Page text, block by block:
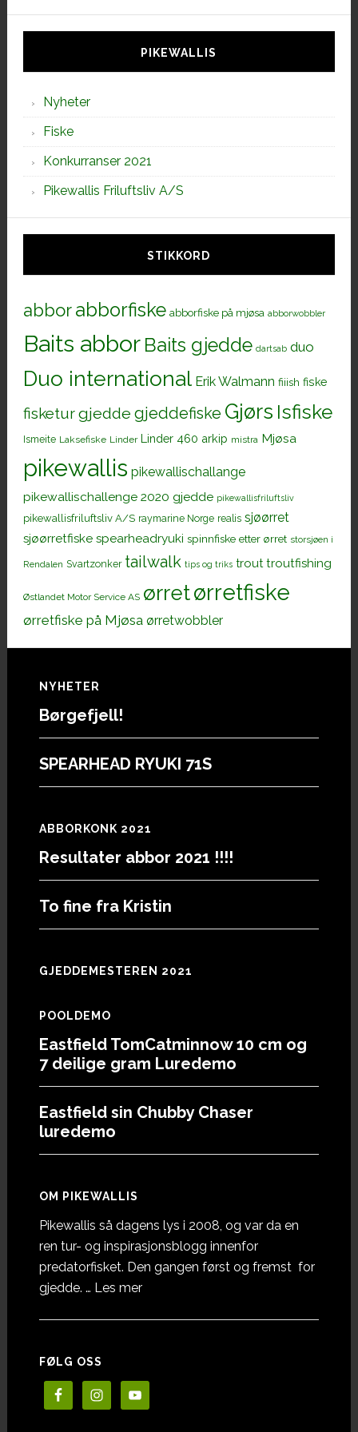
PIKEWALLIS
Nyheter
Fiske
Konkurranser 2021
Pikewallis Friluftsliv A/S
STIKKORD
abborabborfiske abborfiske på mjøsa abborwobbler
Baits abbor Baits gjedde dartsab duo
Duo international Erik Walmann fiiish fiske
fisketurgjedde gjeddefiske Gjørs Isfiske
Ismeite Laksefiske Linder Linder 460 arkip mistra Mjøsa
pikewallis pikewallischallange
pikewallischallenge 2020 gjedde pikewallisfriluftsliv
pikewallisfriluftsliv A/S raymarine Norge realis sjøørret
sjøørretfiske spearheadryuki spinnfiske etter ørret storsjøen i
Rendalen Svartzonker tailwalk tips og triks trout troutfishing
Østlandet Motor Service AS ørretørretfiske
ørretfiske på Mjøsa ørretwobbler
Footer
NYHETER
Børgefjell!
SPEARHEAD RYUKI 71S
ABBORKONK 2021
Resultater abbor 2021 !!!!
To fine fra Kristin
GJEDDEMESTEREN 2021
POOLDEMO
Eastfield TomCatminnow 10 cm og
7 deilige gram Luredemo
Eastfield sin Chubby Chaser
luredemo
OM PIKEWALLIS
Pikewallis så dagens lys i 2008, og var da en
ren tur- og inspirasjonsblogg innenfor
predatorfisket. Den gangen først og fremst for
gjedde. … Les meromOm
FØLG OSS